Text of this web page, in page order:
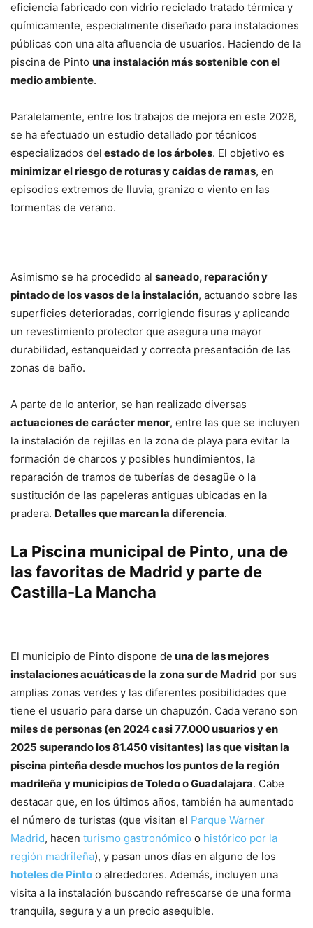
eficiencia fabricado con vidrio reciclado tratado térmica y
químicamente, especialmente diseñado para instalaciones
públicas con una alta afluencia de usuarios. Haciendo de la
piscina de Pinto una instalación más sostenible con el
medio ambiente.
Paralelamente, entre los trabajos de mejora en este 2026,
se ha efectuado un estudio detallado por técnicos
especializados del estado de los árboles. El objetivo es
minimizar el riesgo de roturas y caídas de ramas, en
episodios extremos de lluvia, granizo o viento en las
tormentas de verano.
Asimismo se ha procedido al saneado, reparación y
pintado de los vasos de la instalación, actuando sobre las
superficies deterioradas, corrigiendo fisuras y aplicando
un revestimiento protector que asegura una mayor
durabilidad, estanqueidad y correcta presentación de las
zonas de baño.
A parte de lo anterior, se han realizado diversas
actuaciones de carácter menor, entre las que se incluyen
la instalación de rejillas en la zona de playa para evitar la
formación de charcos y posibles hundimientos, la
reparación de tramos de tuberías de desagüe o la
sustitución de las papeleras antiguas ubicadas en la
pradera. Detalles que marcan la diferencia.
La Piscina municipal de Pinto, una de
las favoritas de Madrid y parte de
Castilla-La Mancha
El municipio de Pinto dispone de una de las mejores
instalaciones acuáticas de la zona sur de Madrid por sus
amplias zonas verdes y las diferentes posibilidades que
tiene el usuario para darse un chapuzón. Cada verano son
miles de personas (en 2024 casi 77.000 usuarios y en
2025 superando los 81.450 visitantes) las que visitan la
piscina pinteña desde muchos los puntos de la región
madrileña y municipios de Toledo o Guadalajara. Cabe
destacar que, en los últimos años, también ha aumentado
el número de turistas (que visitan el Parque Warner
Madrid, hacen turismo gastronómico o histórico por la
región madrileña), y pasan unos días en alguno de los
hoteles de Pinto o alrededores. Además, incluyen una
visita a la instalación buscando refrescarse de una forma
tranquila, segura y a un precio asequible.